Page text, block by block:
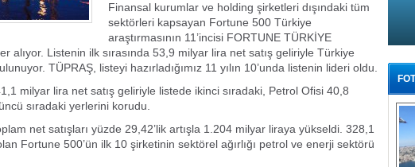
Finansal kurumlar ve holding şirketleri dışındaki tüm
sektörleri kapsayan Fortune 500 Türkiye
araştırmasının 11’incisi FORTUNE TÜRKİYE
alıyor. Listenin ilk sırasında 53,9 milyar lira net satış geliriyle Türkiye
TÜPRAŞ, listeyi hazırladığımız 11 yılın 10’unda listenin lideri oldu.
milyar lira net satış geliriyle listede ikinci sıradaki, Petrol Ofisi 40,8
sıradaki yerlerini korudu.
net satışları yüzde 29,42’lik artışla 1.204 milyar liraya yükseldi. 328,1
Fortune 500’ün ilk 10 şirketinin sektörel ağırlığı petrol ve enerji sektörü